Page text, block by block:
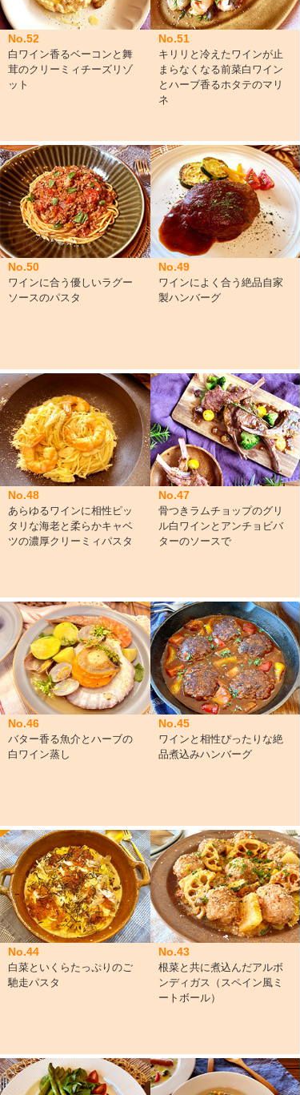
No.52
白ワイン香るベーコンと舞
茸のクリーミィチーズリゾ
ット
No.51
キリリと冷えたワインが止
まらなくなる前菜白ワイン
とハーブ香るホタテのマリ
ネ
No.50
ワインに合う優しいラグー
ソースのパスタ
No.49
ワインによく合う絶品自家
製ハンバーグ
No.48
あらゆるワインに相性ピッ
タリな海老と柔らかキャベ
ツの濃厚クリーミィパスタ
No.47
骨つきラムチョップのグリ
ル白ワインとアンチョビバ
ターのソースで
No.46
バター香る魚介とハーブの
白ワイン蒸し
No.45
ワインと相性ぴったりな絶
品煮込みハンバーグ
No.44
白菜といくらたっぷりのご
馳走パスタ
No.43
根菜と共に煮込んだアルボ
ンディガス（スペイン風ミ
ートボール）